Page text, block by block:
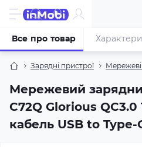
Зарядні пристрої Мережеві
Мережевий
C72Q Glorious QC3.0
кабель USB to
Все про товар